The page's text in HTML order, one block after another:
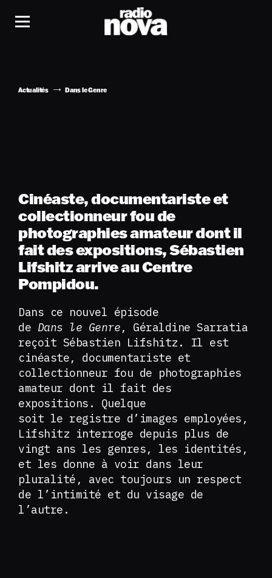
Actualités Dans le Genre
Cinéaste, documentariste et
collectionneur fou de
photographies amateur dont il
fait des expositions, Sébastien
Lifshitz arrive au Centre
Pompidou.
Dans ce nouvel épisode
de Dans le Genre, Géraldine Sarratia
reçoit Sébastien Lifshitz. Il est
cinéaste, documentariste et
collectionneur fou de photographies
amateur dont il fait des
expositions. Quelque
soit le registre d’images employées,
Lifshitz interroge depuis plus de
vingt ans les genres, les identités,
et les donne à voir dans leur
pluralité, avec toujours un respect
de l’intimité et du visage de
l’autre.